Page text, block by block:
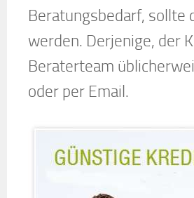
Beratungsbedarf, sollte
werden. Derjenige, der
Beraterteam
oder per Email.